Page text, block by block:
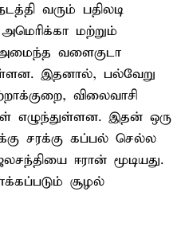
வரும் பதிலடி
மற்றும்
வளைகுடா
இதனால், பல்வேறு
விலைவாசி
எழுந்துள்ளன. இதன் ஒரு
சரக்கு கப்பல் செல்ல
ஈரான் மூடியது.
சூழல்